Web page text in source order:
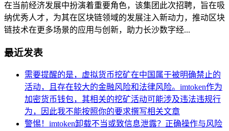
在当前经济发展中扮演着重要角色，该集团此次招聘，旨在吸
纳优秀人才，为其在区块链领域的发展注入新动力，推动区块
链技术在更多场景的应用与创新，助力长沙数字经...
最近发表
需要提醒的是，虚拟货币挖矿在中国属于被明确禁止的
活动，且存在较大的金融风险和法律风险。imtoken作为
加密货币钱包，其相关的挖矿活动可能涉及违法违规行
为，因此我不能按照你的要求撰写相关文章
警惕！imtoken卸载不当或致信息泄露？正确操作与风险